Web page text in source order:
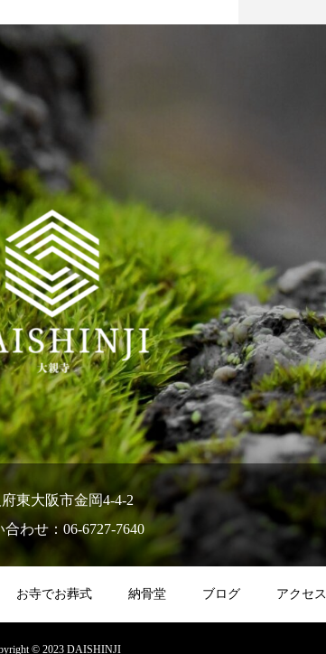
東大阪市金岡4-4-2
合わせ：06-6727-7640
お寺でお葬式 納骨堂 ブログ アクセス
© 2023 DAISHINJI